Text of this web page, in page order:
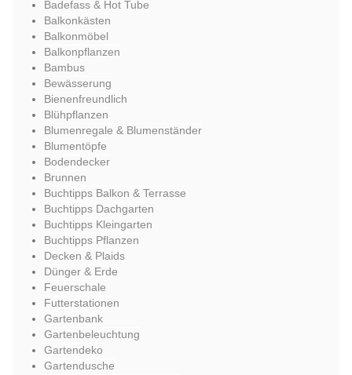
Badefass & Hot Tube
Balkonkästen
Balkonmöbel
Balkonpflanzen
Bambus
Bewässerung
Bienenfreundlich
Blühpflanzen
Blumenregale & Blumenständer
Blumentöpfe
Bodendecker
Brunnen
Buchtipps Balkon & Terrasse
Buchtipps Dachgarten
Buchtipps Kleingarten
Buchtipps Pflanzen
Decken & Plaids
Dünger & Erde
Feuerschale
Futterstationen
Gartenbank
Gartenbeleuchtung
Gartendeko
Gartendusche